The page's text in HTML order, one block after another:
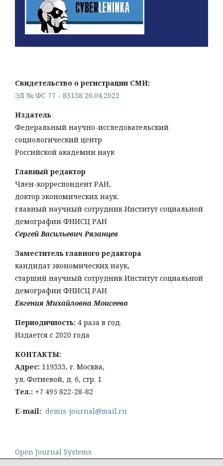
Свидетельство о регистрации СМИ:
ЭЛ № ФС 77 - 83138 26.04.2022
Издатель
Федеральный научно-исследовательский
социологический центр
Российской академии наук
Главный редактор
Член-корреспондент РАН,
доктор экономических наук.
главный научный сотрудник Институт социальной
демографии ФНИСЦ РАН
Сергей Васильевич Рязанцев
Заместитель главного редактора
кандидат экономических наук,
старший научный сотрудник Институт социальной
демографии ФНИСЦ РАН
Евгения Михайловна Моисеева
Периодичность: 4 раза в год.
Издается с 2020 года
КОНТАКТЫ:
Адрес: 119333, г. Москва,
ул. Фотиевой, д. 6, стр. 1
Тел.: +7 495 822-28-82
E-mail: demis-journal@mail.ru
Open Journal Systems